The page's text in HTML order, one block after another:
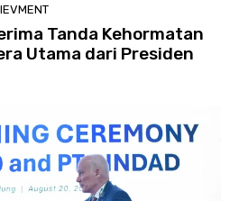
Tanda Kehormatan
Utama dari Presiden